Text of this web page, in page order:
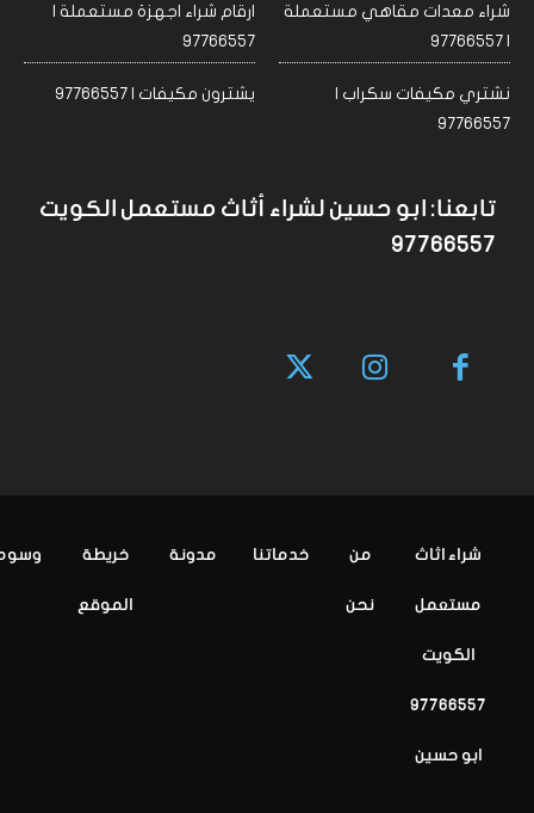
شراء معدات مقاهي مستعملة
| 97766557
ارقام شراء اجهزة مستعملة |
97766557
نشتري مكيفات سكراب |
97766557
يشترون مكيفات | 97766557
تابعنا: ابو حسين لشراء أثاث مستعمل الكويت
97766557
شراء اثاث
مستعمل
الكويت
97766557
ابو حسين
من
نحن
خدماتنا مدونة خريطة
الموقع